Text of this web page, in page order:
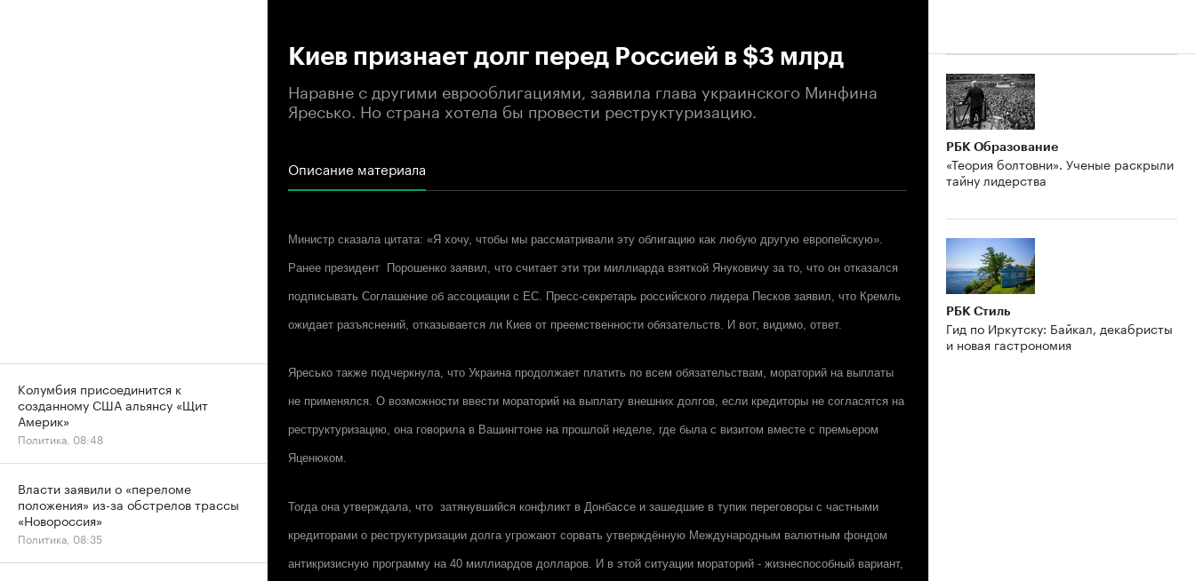
Киев признает долг перед Россией в $3 млрд
Наравне с другими еврооблигациями, заявила глава украинского Минфина
Яресько. Но страна хотела бы провести реструктуризацию.
Описание материала
Министр сказала цитата: «Я хочу, чтобы мы рассматривали эту облигацию как любую другую европейскую».
Ранее президент Порошенко заявил, что считает эти три миллиарда взяткой Януковичу за то, что он отказался
подписывать Соглашение об ассоциации с ЕС. Пресс-секретарь российского лидера Песков заявил, что Кремль
ожидает разъяснений, отказывается ли Киев от преемственности обязательств. И вот, видимо, ответ.
Яресько также подчеркнула, что Украина продолжает платить по всем обязательствам, мораторий на выплаты
не применялся. О возможности ввести мораторий на выплату внешних долгов, если кредиторы не согласятся на
реструктуризацию, она говорила в Вашингтоне на прошлой неделе, где была с визитом вместе с премьером
Яценюком.
Тогда она утверждала, что затянувшийся конфликт в Донбассе и зашедшие в тупик переговоры с частными
кредиторами о реструктуризации долга угрожают сорвать утверждённую Международным валютным фондом
антикризисную программу на 40 миллиардов долларов. И в этой ситуации мораторий - жизнеспособный вариант,
РБК Образование
«Теория болтовни». Ученые раскрыли
тайну лидерства
РБК Стиль
Гид по Иркутску: Байкал, декабристы
и новая гастрономия
Колумбия присоединится к
созданному США альянсу «Щит
Америк»
Политика, 08:48
Власти заявили о «переломе
положения» из-за обстрелов трассы
«Новороссия»
Политика, 08:35